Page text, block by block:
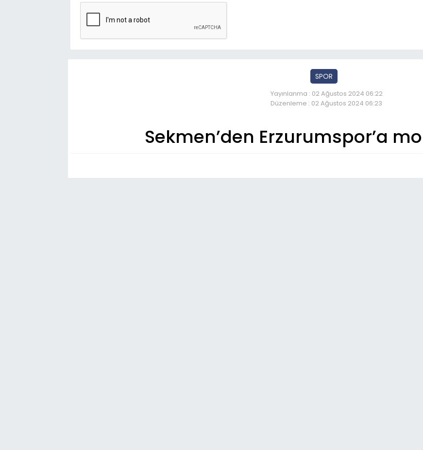
SPOR
Yayınlanma : 02 Ağustos 2024 06:22
Düzenleme : 02 Ağustos 2024 06:23
Sekmen’den Erzurumspor’a